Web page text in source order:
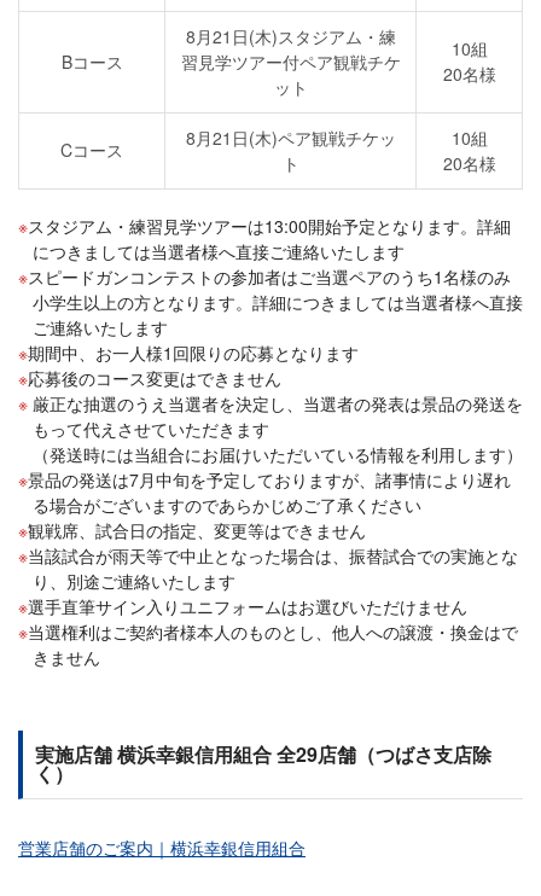
Bコース
8月21日(木)スタジアム・練
習見学ツアー付ペア観戦チケ
ット
10組
20名様
Cコース
8月21日(木)ペア観戦チケッ
ト
10組
20名様
スタジアム・練習見学ツアーは13:00開始予定となります。詳細
につきましては当選者様へ直接ご連絡いたします
スピードガンコンテストの参加者はご当選ペアのうち1名様のみ
小学生以上の方となります。詳細につきましては当選者様へ直接
ご連絡いたします
期間中、お一人様1回限りの応募となります
応募後のコース変更はできません
厳正な抽選のうえ当選者を決定し、当選者の発表は景品の発送を
もって代えさせていただきます
（発送時には当組合にお届けいただいている情報を利用します）
景品の発送は7月中旬を予定しておりますが、諸事情により遅れ
る場合がございますのであらかじめご了承ください
観戦席、試合日の指定、変更等はできません
当該試合が雨天等で中止となった場合は、振替試合での実施とな
り、別途ご連絡いたします
選手直筆サイン入りユニフォームはお選びいただけません
当選権利はご契約者様本人のものとし、他人への譲渡・換金はで
きません
実施店舗 横浜幸銀信用組合 全29店舗（つばさ支店除
く）
営業店舗のご案内｜横浜幸銀信用組合